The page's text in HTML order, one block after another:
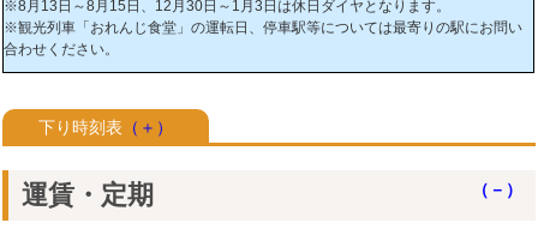
※8月13日～8月15日、12月30日～1月3日は休日ダイヤとなります。
※観光列車「おれんじ食堂」の運転日、停車駅等については最寄りの駅にお問い
合わせください。
下り時刻表 （＋）
運賃・定期 （－）